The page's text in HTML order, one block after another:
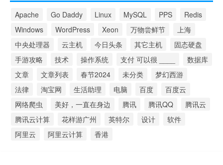
Apache Go Daddy Linux MySQL PPS
Redis
Windows
WordPress Xeon 万物尝鲜节
上海
中央处理器
云主机 今日头条 其它主机
固态硬盘
手游攻略
技术 操作系统 支付 可以很 ____
数据库
文章
文章列表 春节2024 未分类
梦幻西游
法律
淘宝网 生活助理 电脑 百度
百度云
网络爬虫
美好，一直在身边 腾讯 腾讯QQ
腾讯云
腾讯云计算
花样游广州 英特尔 设计
软件
阿里云
阿里云计算 香港